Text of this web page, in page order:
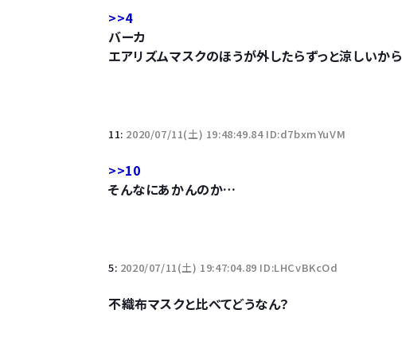
>>4
バーカ
エアリズムマスクのほうが外したらずっと涼しいから
11: 2020/07/11(土) 19:48:49.84 ID:d7bxmYuVM
>>10
そんなにあかんのか…
5: 2020/07/11(土) 19:47:04.89 ID:LHCvBKcOd
不織布マスクと比べてどうなん？